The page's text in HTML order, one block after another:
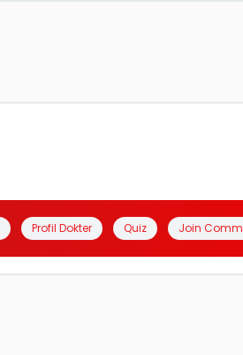
Profil Dokter Quiz Join